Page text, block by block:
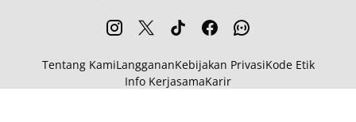
Tentang KamiLanggananKebijakan PrivasiKode Etik
Info KerjasamaKarir